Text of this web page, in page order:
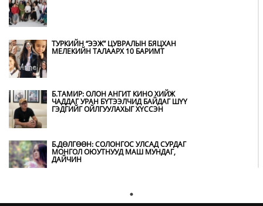
БАХАРХЛАА, ОМОГШЛОО, БАЯРЛАЛАА
ЗАЛУУС АА
ХАКҮХО М.ДАВААЖАРГАЛ “МОНГОЛ
ХААН” ЖҮЖГИЙН ЯПОН ДАХЬ ЭЛЧ
БОЛЛОО
“МОНГОЛ ХААН” ЖҮЖИГ ДЭЛХИЙН
ОЮУНЫ ӨМЧИЙН БАГА ХУРАЛД
ӨӨРСДИЙН ТУРШЛАГЫГ ХУВААЛЦЛАА
Т.АРИУНАА: ХҮН БОЛГОН ЭНЭ ӨДӨР ӨӨР,
ӨӨРИЙНХӨӨРӨӨ АСААСАЙ
ТУРКИЙН “ЭЭЖ” ЦУВРАЛЫН БЯЦХАН
МЕЛЕКИЙН ТАЛААРХ 10 БАРИМТ
Б.ТАМИР: ОЛОН АНГИТ КИНО ХИЙЖ
ЧАДДАГ УРАН БҮТЭЭЛЧИД БАЙДАГ ШҮҮ
ГЭДГИЙГ ОЙЛГУУЛАХЫГ ХҮССЭН
Б.ДӨЛГӨӨН: СОЛОНГОС УЛСАД СУРДАГ
МОНГОЛ ОЮУТНУУД МАШ МУНДАГ,
ДАЙЧИН
Б.АЛТАНЖАРГАЛ: АРДЫН УРЛАГИЙН ХЭВ
ШИНЖИЙГ ХЭЗЭЭ Ч ХАЯЖ БОЛОХГҮЙ